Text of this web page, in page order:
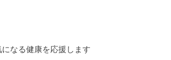
なる健康を応援します